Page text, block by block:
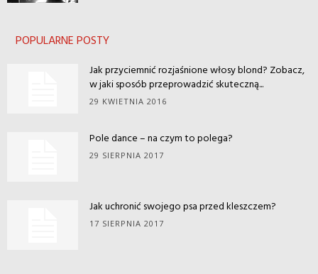
POPULARNE POSTY
Jak przyciemnić rozjaśnione włosy blond? Zobacz,
w jaki sposób przeprowadzić skuteczną...
29 KWIETNIA 2016
Pole dance – na czym to polega?
29 SIERPNIA 2017
Jak uchronić swojego psa przed kleszczem?
17 SIERPNIA 2017